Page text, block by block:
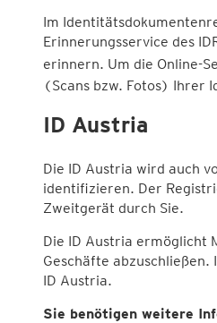
Im
Erinnerungsservice des
erinnern. Um die Online-
(Scans bzw. Fotos) Ihrer
ID Austria
Die ID Austria wird auch
identifizieren. Der
Zweitgerät durch Sie.
Die ID Austria ermöglicht
Geschäfte
ID Austria.
Sie benötigen weitere